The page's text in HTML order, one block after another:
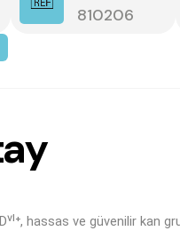
810206
ay
hassas ve güvenilir kan